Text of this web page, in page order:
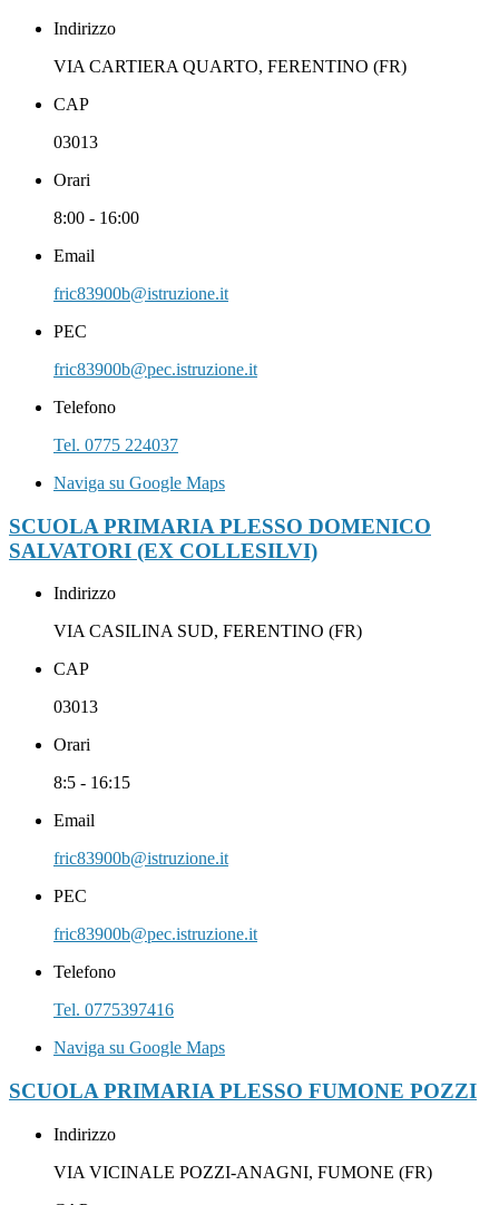
Indirizzo
VIA CARTIERA QUARTO, FERENTINO (FR)
CAP
03013
Orari
8:00 - 16:00
Email
fric83900b@istruzione.it
PEC
fric83900b@pec.istruzione.it
Telefono
Tel. 0775 224037
Naviga su Google Maps
SCUOLA PRIMARIA PLESSO DOMENICO
SALVATORI (EX COLLESILVI)
Indirizzo
VIA CASILINA SUD, FERENTINO (FR)
CAP
03013
Orari
8:5 - 16:15
Email
fric83900b@istruzione.it
PEC
fric83900b@pec.istruzione.it
Telefono
Tel. 0775397416
Naviga su Google Maps
SCUOLA PRIMARIA PLESSO FUMONE POZZI
Indirizzo
VIA VICINALE POZZI-ANAGNI, FUMONE (FR)